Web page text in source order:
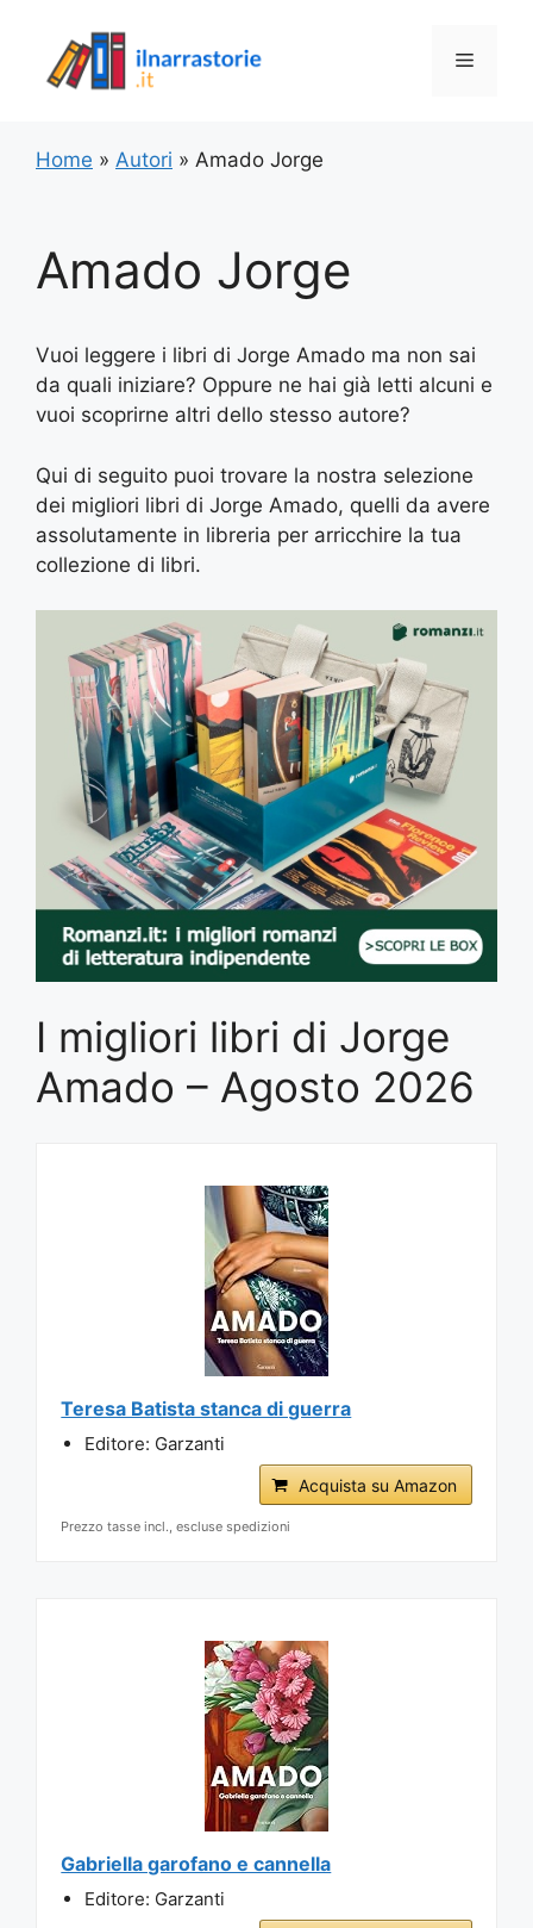
contenuto
Menu
Home » Autori » Amado Jorge
Amado Jorge
Vuoi leggere i libri di Jorge Amado ma non sai
da quali iniziare? Oppure ne hai già letti alcuni e
vuoi scoprirne altri dello stesso autore?
Qui di seguito puoi trovare la nostra selezione
dei migliori libri di Jorge Amado, quelli da avere
assolutamente in libreria per arricchire la tua
collezione di libri.
I migliori libri di Jorge
Amado – Agosto 2026
Teresa Batista stanca di guerra
Editore: Garzanti
Acquista su Amazon
Prezzo tasse incl., escluse spedizioni
Gabriella garofano e cannella
Editore: Garzanti